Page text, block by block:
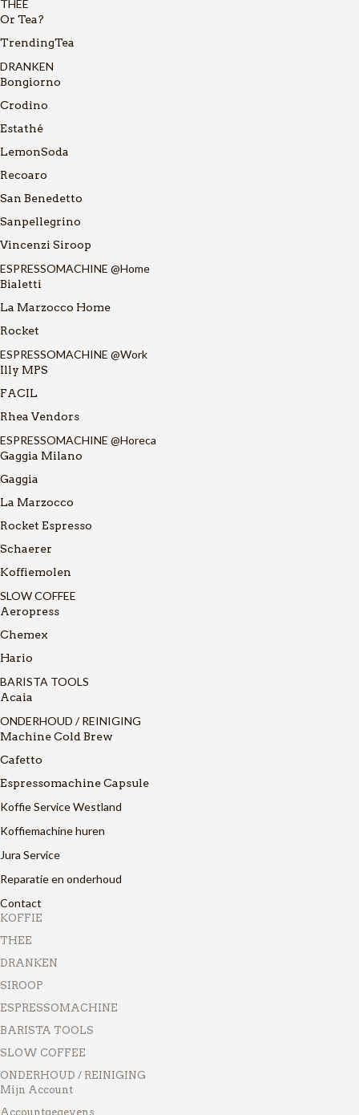
THEE
Or Tea?
TrendingTea
DRANKEN
Bongiorno
Crodino
Estathé
LemonSoda
Recoaro
San Benedetto
Sanpellegrino
Vincenzi Siroop
ESPRESSOMACHINE @Home
Bialetti
La Marzocco Home
Rocket
ESPRESSOMACHINE @Work
Illy MPS
FACIL
Rhea Vendors
ESPRESSOMACHINE @Horeca
Gaggia Milano
Gaggia
La Marzocco
Rocket Espresso
Schaerer
Koffiemolen
SLOW COFFEE
Aeropress
Chemex
Hario
BARISTA TOOLS
Acaia
ONDERHOUD / REINIGING
Machine Cold Brew
Cafetto
Espressomachine Capsule
Koffie Service Westland
Koffiemachine huren
Jura Service
Reparatie en onderhoud
Contact
KOFFIE
THEE
DRANKEN
SIROOP
ESPRESSOMACHINE
BARISTA TOOLS
SLOW COFFEE
ONDERHOUD / REINIGING
Mijn Account
Accountgegevens